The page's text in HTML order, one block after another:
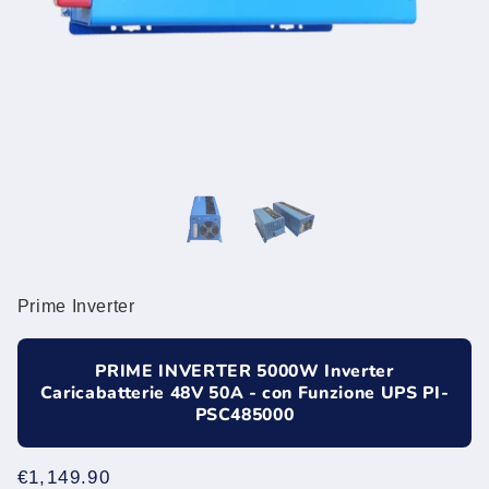
Prime Inverter
PRIME INVERTER 5000W Inverter
Caricabatterie 48V 50A - con Funzione UPS PI-
PSC485000
Prezzo
€1,149.90